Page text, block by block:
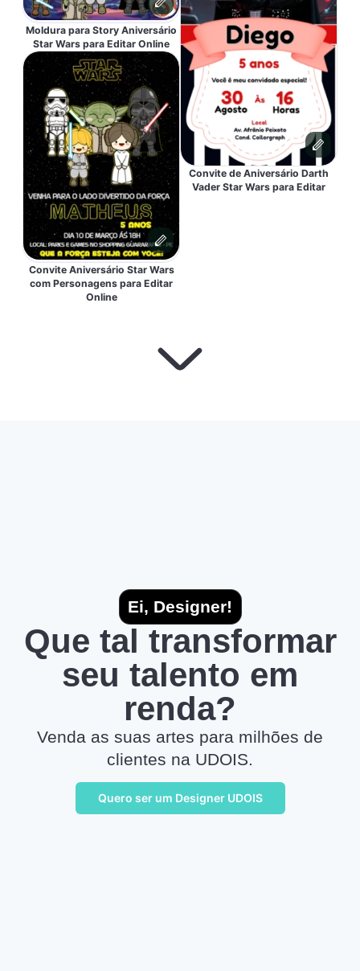
Moldura para Story Aniversário
Star Wars para Editar Online
Convite Aniversário Star Wars
com Personagens para Editar
Online
Convite de Aniversário Darth
Vader Star Wars para Editar
Ei, Designer!
Que tal transformar
seu talento em
renda?
Venda as suas artes para milhões de
clientes na UDOIS.
Quero ser um Designer UDOIS